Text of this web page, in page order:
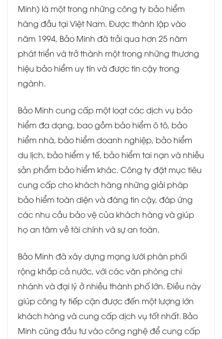
Minh) là một trong những công ty bảo hiểm
hàng đầu tại Việt Nam. Được thành lập vào
năm 1994, Bảo Minh đã trải qua hơn 25 năm
phát triển và trở thành một trong những thương
hiệu bảo hiểm uy tín và được tin cậy trong
ngành.
Bảo Minh cung cấp một loạt các dịch vụ bảo
hiểm đa dạng, bao gồm bảo hiểm ô tô, bảo
hiểm nhà, bảo hiểm doanh nghiệp, bảo hiểm
du lịch, bảo hiểm y tế, bảo hiểm tai nạn và nhiều
sản phẩm bảo hiểm khác. Công ty đặt mục tiêu
cung cấp cho khách hàng những giải pháp
bảo hiểm toàn diện và đáng tin cậy, đáp ứng
các nhu cầu bảo vệ của khách hàng và giúp
họ an tâm về tài chính và sự an toàn.
Bảo Minh đã xây dựng mạng lưới phân phối
rộng khắp cả nước, với các văn phòng chi
nhánh và đại lý ở nhiều thành phố lớn. Điều này
giúp công ty tiếp cận được đến một lượng lớn
khách hàng và cung cấp dịch vụ tốt nhất. Bảo
Minh cũng đầu tư vào công nghệ để cung cấp